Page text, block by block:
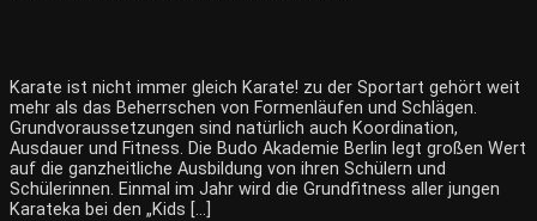
Karate ist nicht immer gleich Karate! zu der Sportart gehört weit
mehr als das Beherrschen von Formenläufen und Schlägen.
Grundvoraussetzungen sind natürlich auch Koordination,
Ausdauer und Fitness. Die Budo Akademie Berlin legt großen Wert
auf die ganzheitliche Ausbildung von ihren Schülern und
Schülerinnen. Einmal im Jahr wird die Grundfitness aller jungen
Karateka bei den „Kids […]